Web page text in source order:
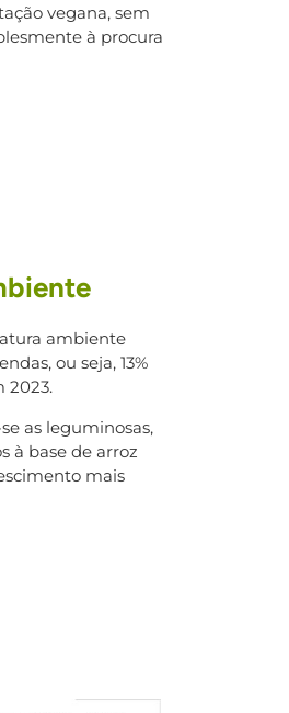
vegana, sem
à procura
ambiente
ou seja, 13%
2023.
as leguminosas,
à base de arroz
mais